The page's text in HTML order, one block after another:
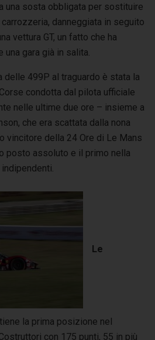
una sosta obbligata per sostituire
danneggiata in seguito
vettura GT, un fatto che ha
gara già in salita.
delle 499P al traguardo è stata la
condotta dal pilota ufficiale
nelle ultime due ore – insieme a
che era scattata dalla nona
vincitore della 24 Ore di Le Mans
posto assoluto e il primo nella
Le
la prima posizione nel
con 175 punti, 55 in più